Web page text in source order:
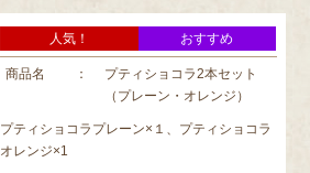
人気！ おすすめ
商品名 ：
プティショコラ2本セット
（プレーン・オレンジ）
プティショコラプレーン×１、プティショコラ
オレンジ×1